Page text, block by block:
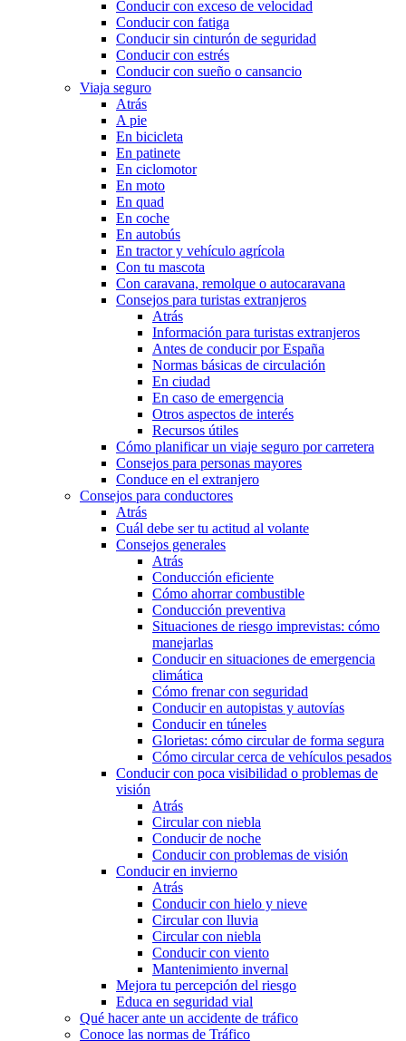
Conducir con exceso de velocidad
Conducir con fatiga
Conducir sin cinturón de seguridad
Conducir con estrés
Conducir con sueño o cansancio
Viaja seguro
Atrás
A pie
En bicicleta
En patinete
En ciclomotor
En moto
En quad
En coche
En autobús
En tractor y vehículo agrícola
Con tu mascota
Con caravana, remolque o autocaravana
Consejos para turistas extranjeros
Atrás
Información para turistas extranjeros
Antes de conducir por España
Normas básicas de circulación
En ciudad
En caso de emergencia
Otros aspectos de interés
Recursos útiles
Cómo planificar un viaje seguro por carretera
Consejos para personas mayores
Conduce en el extranjero
Consejos para conductores
Atrás
Cuál debe ser tu actitud al volante
Consejos generales
Atrás
Conducción eficiente
Cómo ahorrar combustible
Conducción preventiva
Situaciones de riesgo imprevistas: cómo
manejarlas
Conducir en situaciones de emergencia
climática
Cómo frenar con seguridad
Conducir en autopistas y autovías
Conducir en túneles
Glorietas: cómo circular de forma segura
Cómo circular cerca de vehículos pesados
Conducir con poca visibilidad o problemas de
visión
Atrás
Circular con niebla
Conducir de noche
Conducir con problemas de visión
Conducir en invierno
Atrás
Conducir con hielo y nieve
Circular con lluvia
Circular con niebla
Conducir con viento
Mantenimiento invernal
Mejora tu percepción del riesgo
Educa en seguridad vial
Qué hacer ante un accidente de tráfico
Conoce las normas de Tráfico